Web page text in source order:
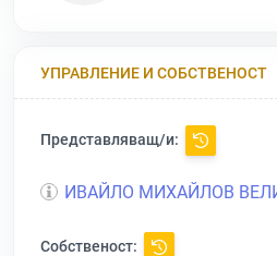
УПРАВЛЕНИЕ И СОБСТВЕНОСТ
Представляващ/и:
ИВАЙЛО МИХАЙЛОВ
Собственост: